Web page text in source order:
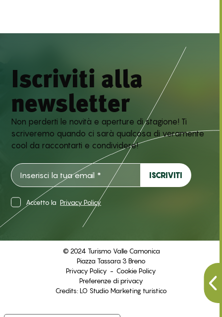
Iscriviti alla
newsletter
Non perderti le novità e aperture di stagione! Ti
scriveremo quando ci sarà qualcosa di veramente
cool da raccontarti e condividere!
Accetto la Privacy Policy
© 2024 Turismo Valle Camonica
Piazza Tassara 3 Breno
Privacy Policy - Cookie Policy
Preferenze di privacy
Credits:LO Studio Marketing turistico